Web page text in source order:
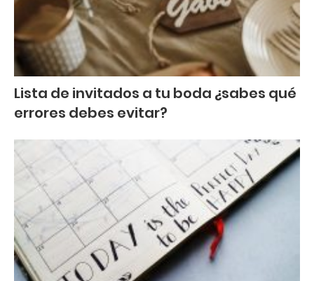
Lista de invitados a tu boda ¿sabes qué
errores debes evitar?